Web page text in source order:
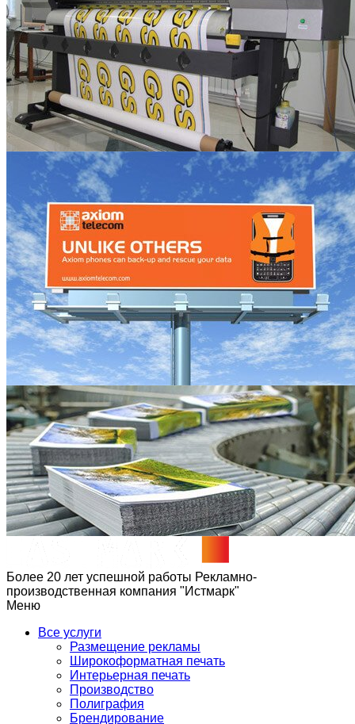
Более 20 лет успешной работы Рекламно-
производственная компания "Истмарк"
Меню
Все услуги
Размещение рекламы
Широкофoрматная печать
Интерьерная печать
Производство
Полиграфия
Брендирование